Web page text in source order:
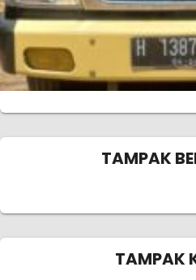
TAMPAK
TAMPAK